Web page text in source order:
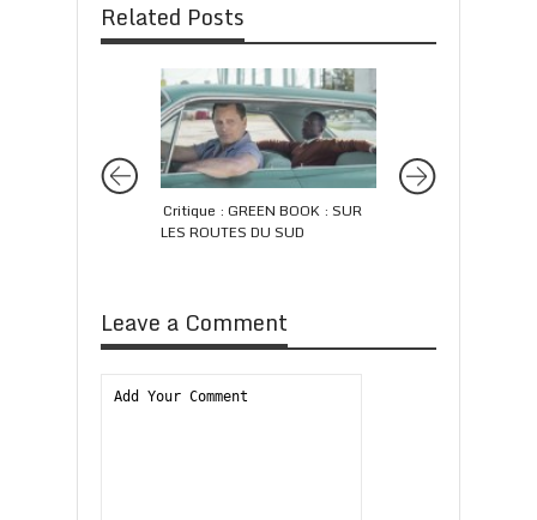
Related Posts
Critique : GREEN BOOK : SUR
LES ROUTES DU SUD
Leave a Comment